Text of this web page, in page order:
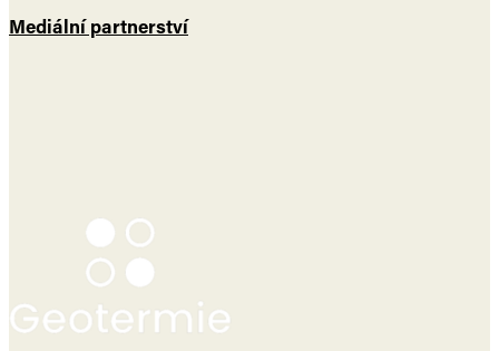
Mediální partnerství